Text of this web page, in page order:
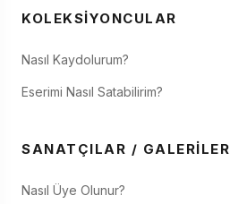
KOLEKSIYONCULAR
Nasıl Kaydolurum?
Eserimi Nasıl Satabilirim?
SANATÇILAR / GALERILER
Nasıl Üye Olunur?